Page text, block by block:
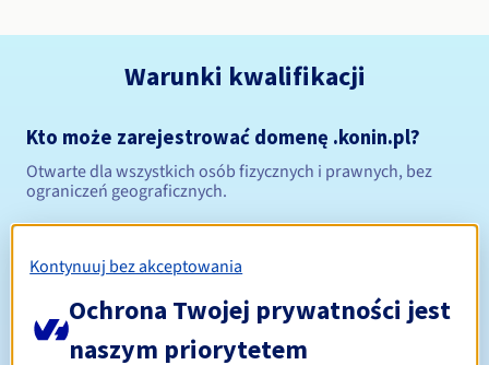
Warunki kwalifikacji
Kto może zarejestrować domenę .konin.pl?
Otwarte dla wszystkich osób fizycznych i prawnych, bez
ograniczeń geograficznych.
Okres rejestracji Od 1 do 10 lat
Kontynuuj bez akceptowania
Ochrona Twojej prywatności jest
naszym priorytetem